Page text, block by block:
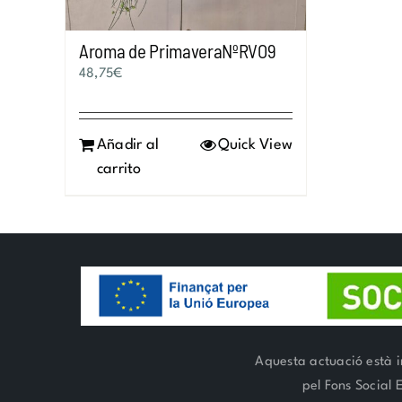
Aroma de PrimaveraNºRVO9
48,75€
Añadir al
carrito
Quick View
Aquesta actuació està
pel Fons Social